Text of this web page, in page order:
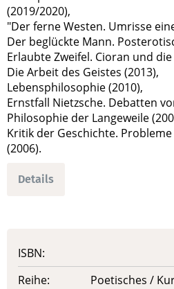
(2019/2020),
"Der ferne Westen. Umrisse
Der beglückte Mann.
Erlaubte Zweifel. Cioran und
Die Arbeit des Geistes (2013),
Lebensphilosophie (2010),
Ernstfall Nietzsche. Debatten
Philosophie der Langeweile
Kritik der Geschichte.
(2006).
Details
ISBN:
Reihe:
Poetisches /